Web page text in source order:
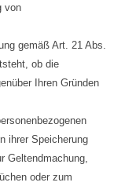
von
gemäß Art. 21 Abs.
ob die
Ihren Gründen
ihrer Speicherung
Geltendmachung,
oder zum